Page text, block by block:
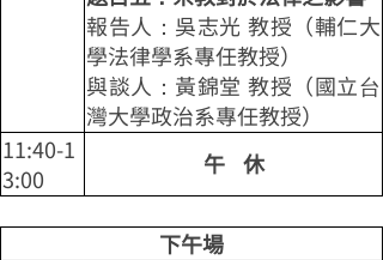
報告人：吳志光 教授（輔仁大
學法律學系專任教授）
與談人：黃錦堂 教授（國立台
灣大學政治系專任教授）
11:40-1
3:00
午 休
下午場